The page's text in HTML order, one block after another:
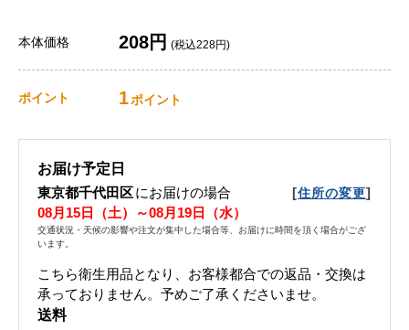
本体価格 208円 (税込228円)
ポイント 1ポイント
お届け予定日
東京都千代田区にお届けの場合 [住所の変更]
08月15日（土）～08月19日（水）
交通状況・天候の影響や注文が集中した場合等、お届けに時間を頂く場合がござ
います。
こちら衛生用品となり、お客様都合での返品・交換は
承っておりません。予めご了承くださいませ。
送料